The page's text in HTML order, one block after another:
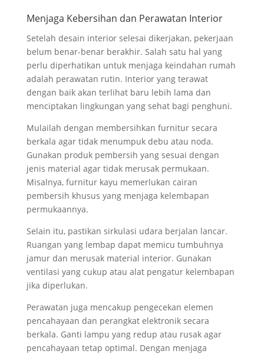
Menjaga Kebersihan dan Perawatan Interior
Setelah desain interior selesai dikerjakan, pekerjaan
belum benar-benar berakhir. Salah satu hal yang
perlu diperhatikan untuk menjaga keindahan rumah
adalah perawatan rutin. Interior yang terawat
dengan baik akan terlihat baru lebih lama dan
menciptakan lingkungan yang sehat bagi penghuni.
Mulailah dengan membersihkan furnitur secara
berkala agar tidak menumpuk debu atau noda.
Gunakan produk pembersih yang sesuai dengan
jenis material agar tidak merusak permukaan.
Misalnya, furnitur kayu memerlukan cairan
pembersih khusus yang menjaga kelembapan
permukaannya.
Selain itu, pastikan sirkulasi udara berjalan lancar.
Ruangan yang lembap dapat memicu tumbuhnya
jamur dan merusak material interior. Gunakan
ventilasi yang cukup atau alat pengatur kelembapan
jika diperlukan.
Perawatan juga mencakup pengecekan elemen
pencahayaan dan perangkat elektronik secara
berkala. Ganti lampu yang redup atau rusak agar
pencahayaan tetap optimal. Dengan menjaga